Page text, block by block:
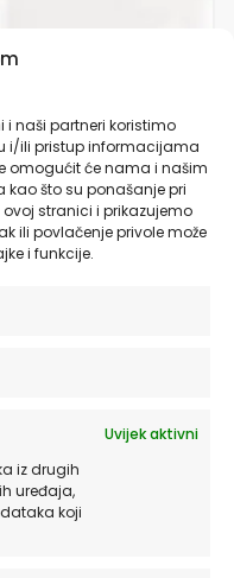
i naši partneri koristimo
i/ili pristup informacijama
omogućit će nama i našim
što su ponašanje pri
stranici i prikazujemo
ili povlačenje privole može
i funkcije.
Uvijek aktivni
iz drugih
uređaja,
koji
sobe Medo
| HIAWorkshop®